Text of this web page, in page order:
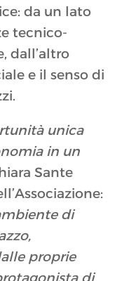
da un lato
tecnico-
dall’altro
e il senso di
.
unica
in un
Sante
di
proprie